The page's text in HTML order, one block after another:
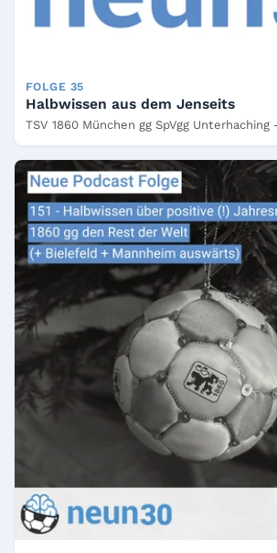
FOLGE 35
Halbwissen aus dem Jenseits
TSV 1860 München gg SpVgg Unterhaching